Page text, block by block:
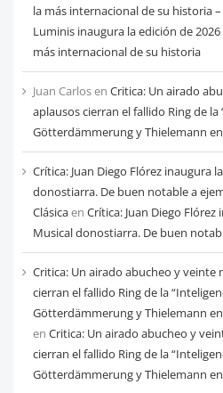
la más internacional de su historia –
Luminis inaugura la edición de 2026
más internacional de su historia
Juan Carlosen Critica: Un airado
aplausos cierran el fallido Ring de
Götterdämmerung y Thielemann
Crítica: Juan Diego Flórez inaugura
donostiarra. De buen notable a
Clásicaen Crítica: Juan Diego
Musical donostiarra. De buen
Critica: Un airado abucheo y veinte
cierran el fallido Ring de la
Götterdämmerung y Thielemann
en Critica: Un airado abucheo y
cierran el fallido Ring de la
Götterdämmerung y Thielemann